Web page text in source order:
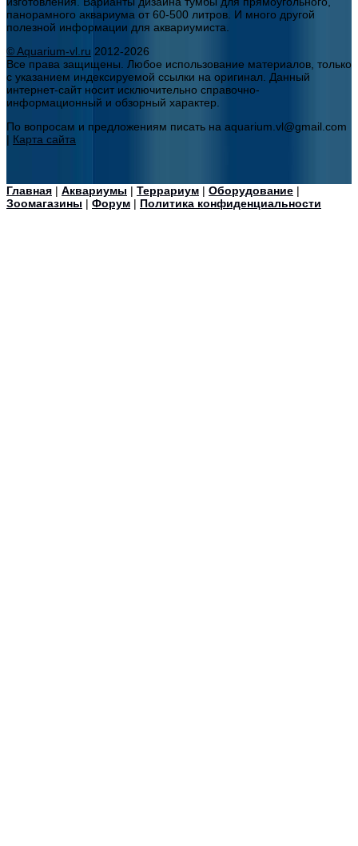
панорамного аквариума от 60-500 литров. И много другой
полезной информации для аквариумиста.
© Aquarium-vl.ru 2012-2026
Все права защищены. Любое использование материалов, только
с указанием индексируемой ссылки на оригинал. Данный
интернет-сайт носит исключительно справочно-
информационный и обзорный характер.
По вопросам и предложениям писать на aquarium.vl@gmail.com
| Карта сайта
Главная | Аквариумы | Террариум | Оборудование |
Зоомагазины | Форум | Политика конфиденциальности